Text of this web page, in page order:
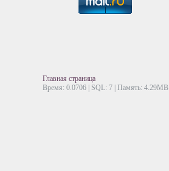
Главная страница
Время: 0.0706 | SQL: 7 | Память: 4.29MB